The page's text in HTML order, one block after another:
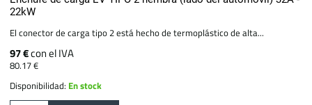
22kW
El conector de carga tipo 2 está hecho de termoplástico de alta...
97 €con el IVA
80.17 €
Disponibilidad: En stock